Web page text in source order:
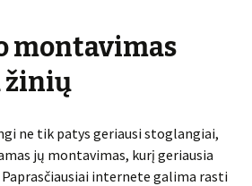
montavimas
žinių
ne tik patys geriausi stoglangiai,
jų montavimas, kurį geriausia
internete galima rasti